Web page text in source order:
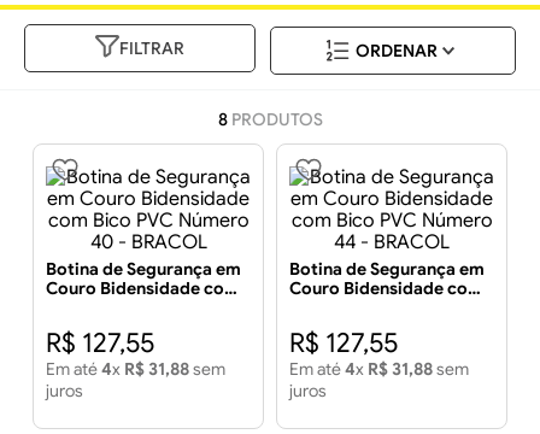
FILTRAR
8 PRODUTOS
Botina de Segurança em
Couro Bidensidade com
BRACOL
R$ 127,55
Em até4x R$ 31,88sem
juros
Botina de Segurança em
Couro Bidensidade com
BRACOL
R$ 127,55
Em até4x R$ 31,88sem
juros